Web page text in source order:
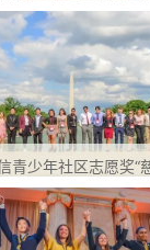
青少年社区志愿奖“